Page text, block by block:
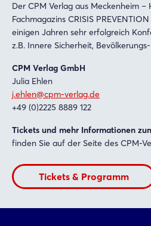
Der CPM Verlag aus Meckenheim –
Fachmagazins CRISIS
einigen Jahren sehr erfolgreich
z.B. Innere Sicherheit,
CPM Verlag GmbH
Julia Ehlen
j.ehlen@cpm-verlag.de
+49 (0)2225 8889 122
Tickets und mehr Informationen
finden Sie auf der Seite des CPM-
Tickets & Programm
Noch nicht